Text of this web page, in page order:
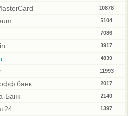
10878
5104
7086
3917
4839
11993
банк 2017
Банк 2140
1397